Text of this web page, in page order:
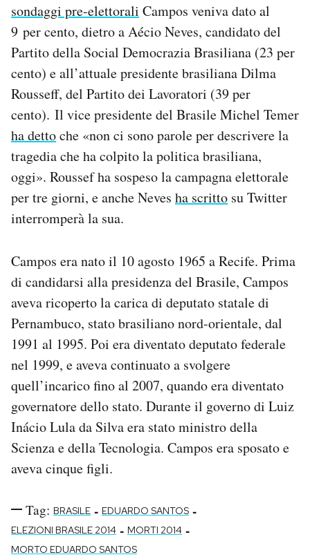
sondaggi pre-elettorali Campos veniva dato al
9 per cento, dietro a Aécio Neves, candidato del
Partito della Social Democrazia Brasiliana (23 per
cento) e all’attuale presidente brasiliana Dilma
Rousseff, del Partito dei Lavoratori (39 per
cento). Il vice presidente del Brasile Michel Temer
ha dettoche «non ci sono parole per descrivere la
tragedia che ha colpito la politica brasiliana,
oggi». Roussef ha sospeso la campagna elettorale
per tre giorni, e anche Neves ha scritto su Twitter
interromperà la sua.
Campos era nato il 10 agosto 1965 a Recife. Prima
di candidarsi alla presidenza del Brasile, Campos
aveva ricoperto la carica di deputato statale di
Pernambuco, stato brasiliano nord-orientale, dal
1991 al 1995. Poi era diventato deputato federale
nel 1999, e aveva continuato a svolgere
quell’incarico fino al 2007, quando era diventato
governatore dello stato. Durante il governo di Luiz
Inácio Lula da Silva era stato ministro della
Scienza e della Tecnologia. Campos era sposato e
aveva cinque figli.
Tag: BRASILE - EDUARDO SANTOS -
ELEZIONI BRASILE 2014 - MORTI 2014 -
MORTO EDUARDO SANTOS